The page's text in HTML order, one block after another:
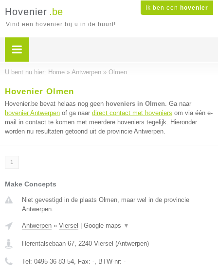
Ik ben een hovenier
Hovenier .be
Vind een hovenier bij u in de buurt!
U bent nu hier: Home » Antwerpen » Olmen
Hovenier Olmen
Hovenier.be bevat helaas nog geen hoveniers in Olmen. Ga naar
hovenier Antwerpen of ga naar direct contact met hoveniers om via één e-
mail in contact te komen met meerdere hoveniers tegelijk. Hieronder
worden nu resultaten getoond uit de provincie Antwerpen.
1
Make Concepts
Niet gevestigd in de plaats Olmen, maar wel in de provincie
Antwerpen.
Antwerpen » Viersel Google maps ▼
Herentalsebaan 67, 2240 Viersel (Antwerpen)
Tel: 0495 36 83 54, Fax: -, BTW-nr: -